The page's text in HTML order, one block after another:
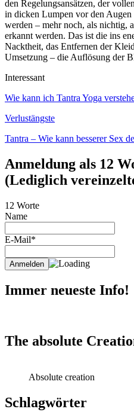
den Regelungsansätzen, der
in dicken Lumpen vor den Augen
werden – mehr noch, als nichtig,
erkannt werden. Das ist die ins
Nacktheit, das Entfernen der
Umsetzung – die Auflösung der
Interessant
Wie kann ich Tantra Yoga
Verlustängste
Tantra – Wie kann besserer Sex
Anmeldung als 12
(Lediglich
12 Worte
Name
E-Mail*
Immer neueste Info!
The absolute
Absolute creation
Schlagwörter